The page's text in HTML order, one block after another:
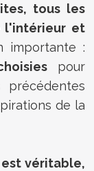
tous les
l'intérieur et
importante :
pour
de la
véritable,